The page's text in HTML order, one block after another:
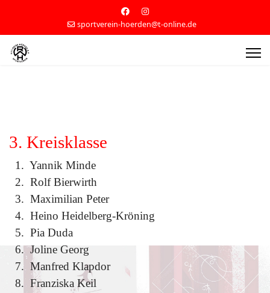
sportverein-hoerden@t-online.de
3. Kreisklasse
1. Yannik Minde
2. Rolf Bierwirth
3. Maximilian Peter
4. Heino Heidelberg-Kröning
5. Pia Duda
6.Joline Georg
7. Manfred Klapdor
8. Franziska Keil